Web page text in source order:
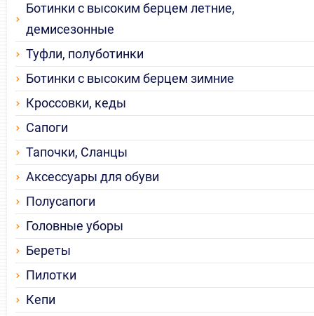
Ботинки с высоким берцем летние,
демисезонные
Туфли, полуботинки
Ботинки с высоким берцем зимние
Кроссовки, кеды
Сапоги
Тапочки, Сланцы
Аксессуары для обуви
Полусапоги
Головные уборы
Береты
Пилотки
Кепи